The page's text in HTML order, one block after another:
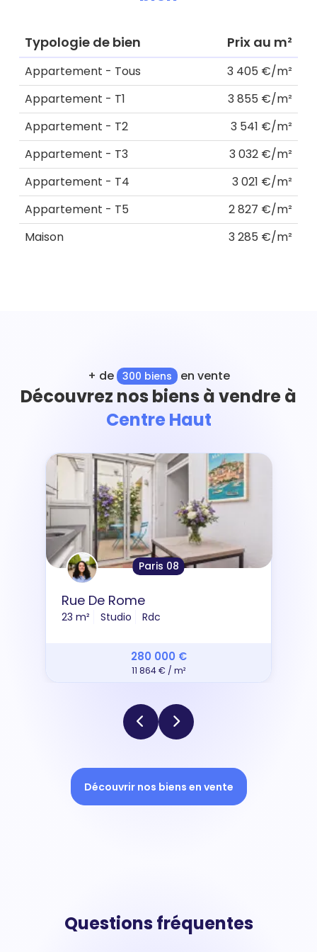
Typologie de bien Prix au m²
Appartement - Tous
3 405 €/m²
Appartement - T1
3 855 €/m²
Appartement - T2
3 541 €/m²
Appartement - T3
3 032 €/m²
Appartement - T4
3 021 €/m²
Appartement - T5
2 827 €/m²
Maison
3 285 €/m²
+ de 300 biens en vente
Découvrez nos biens à vendre à
Centre Haut
Paris 08
Rue De Rome
23 m² Studio Rdc
280 000 €
11 864 € / m²
Découvrir nos biens en vente
Questions fréquentes